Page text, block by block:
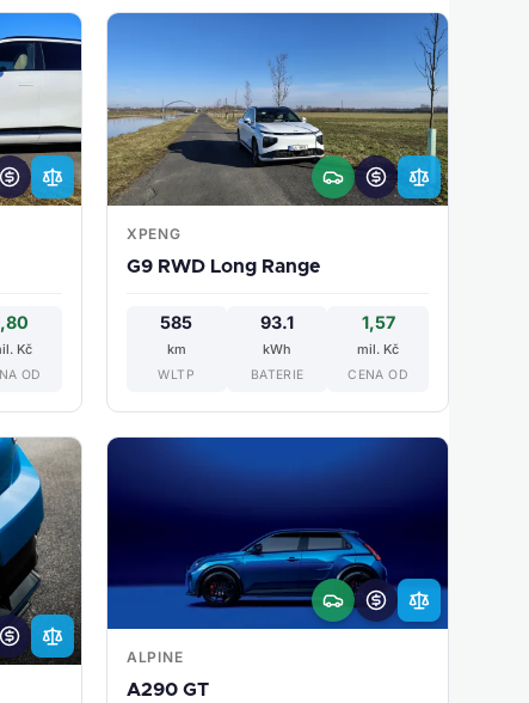
Kč
OD
XPENG
G9 RWD Long Range
585
km
WLTP
93.1
kWh
BATERIE
1,57
mil. Kč
CENA OD
ALPINE
A290 GT